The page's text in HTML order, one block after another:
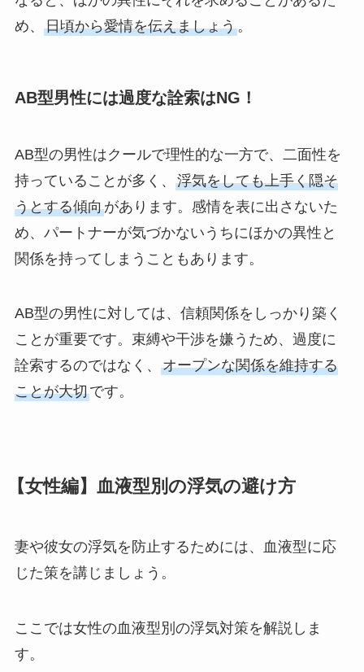
め、 日頃から愛情を伝えましょう。
AB型男性には過度な詮索はNG！
AB型の男性はクールで理性的な一方で、二面性を
持っていることが多く、 浮気をしても上手く隠そ
うとする傾向があります。感情を表に出さないた
め、パートナーが気づかないうちにほかの異性と
関係を持ってしまうこともあります。
AB型の男性に対しては、信頼関係をしっかり築く
ことが重要です。束縛や干渉を嫌うため、過度に
詮索するのではなく、 オープンな関係を維持する
ことが大切です。
【女性編】血液型別の浮気の避け方
妻や彼女の浮気を防止するためには、血液型に応
じた策を講じましょう。
ここでは女性の血液型別の浮気対策を解説しま
す。